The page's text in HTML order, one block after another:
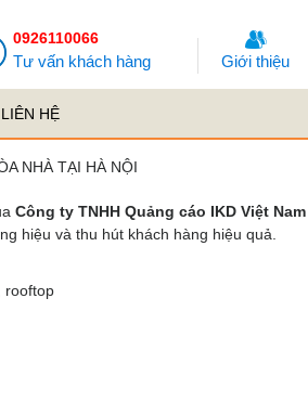
0926110066
Tư vấn khách hàng Giới thiệu
LIÊN HỆ
NHÀ TẠI HÀ NỘI
Công ty TNHH Quảng cáo IKD Việt Nam
hiệu và thu hút khách hàng hiệu quả.
rooftop